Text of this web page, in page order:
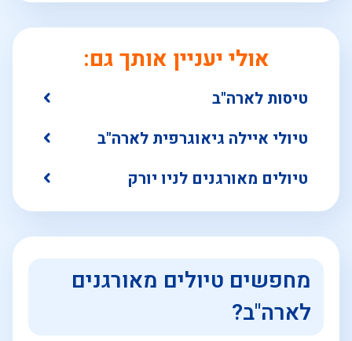
אולי יעניין אותך גם:
טיסות לארה"ב
טיולי איילה גיאוגרפית לארה"ב
טיולים מאורגנים לניו יורק
מחפשים טיולים מאורגנים
לארה"ב?